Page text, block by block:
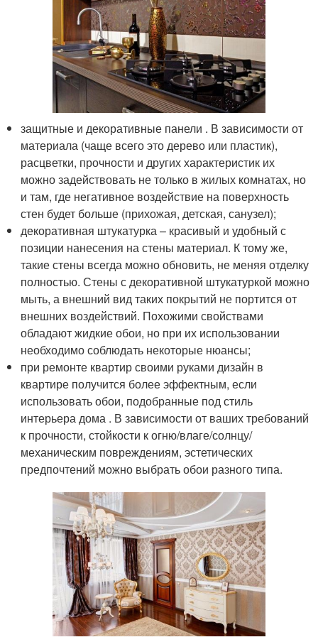
защитные и декоративные панели . В зависимости от
материала (чаще всего это дерево или пластик),
расцветки, прочности и других характеристик их
можно задействовать не только в жилых комнатах, но
и там, где негативное воздействие на поверхность
стен будет больше (прихожая, детская, санузел);
декоративная штукатурка – красивый и удобный с
позиции нанесения на стены материал. К тому же,
такие стены всегда можно обновить, не меняя отделку
полностью. Стены с декоративной штукатуркой можно
мыть, а внешний вид таких покрытий не портится от
внешних воздействий. Похожими свойствами
обладают жидкие обои, но при их использовании
необходимо соблюдать некоторые нюансы;
при ремонте квартир своими руками дизайн в
квартире получится более эффектным, если
использовать обои, подобранные под стиль
интерьера дома . В зависимости от ваших требований
к прочности, стойкости к огню/влаге/солнцу/
механическим повреждениям, эстетических
предпочтений можно выбрать обои разного типа.